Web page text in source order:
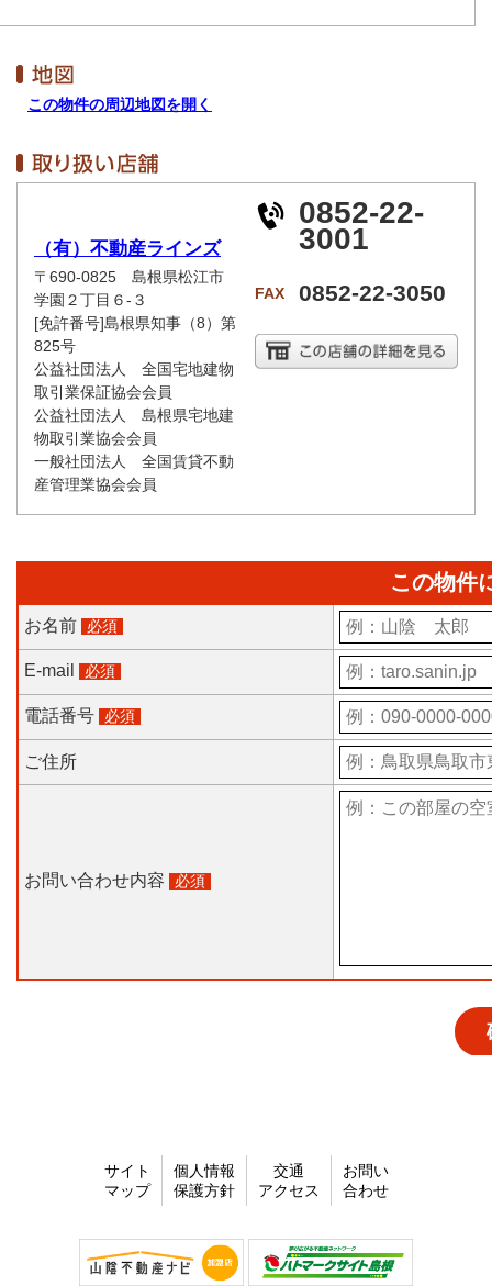
この物件の周辺地図を開く
（有）不動産ラインズ
〒690-0825 島根県松江市
学園２丁目６-３
[免許番号]島根県知事（8）第
825号
公益社団法人 全国宅地建物
取引業保証協会会員
公益社団法人 島根県宅地建
物取引業協会会員
一般社団法人 全国賃貸不動
産管理業協会会員
0852-22-
3001
FAX 0852-22-3050
サイト
マップ
個人情報
保護方針
交通
アクセス
お問い
合わせ